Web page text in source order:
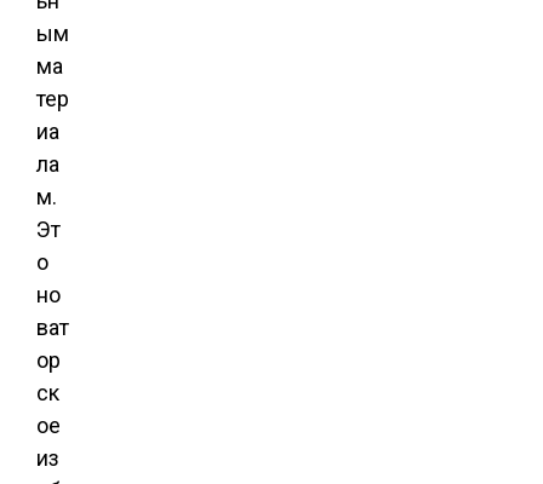
ым
ма
тер
иа
ла
м.
Эт
о
но
ват
ор
ск
ое
из